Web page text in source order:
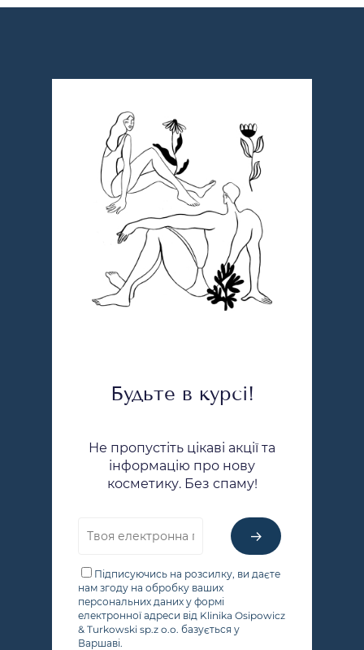
Будьте в курсі!
Не пропустіть цікаві акції та
інформацію про нову
косметику. Без спаму!
Підписуючись на розсилку, ви даєте
нам згоду на обробку ваших
персональних даних у формі
електронної адреси від Klinika Osipowicz
& Turkowski sp.z o.o. базується у
Варшаві.